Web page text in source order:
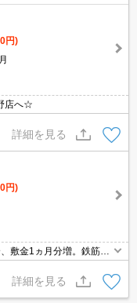
円)
店へ☆
詳細を見る
円)
敷金1ヵ月分増。鉄筋コ
ステムキッチン。温水洗
詳細を見る